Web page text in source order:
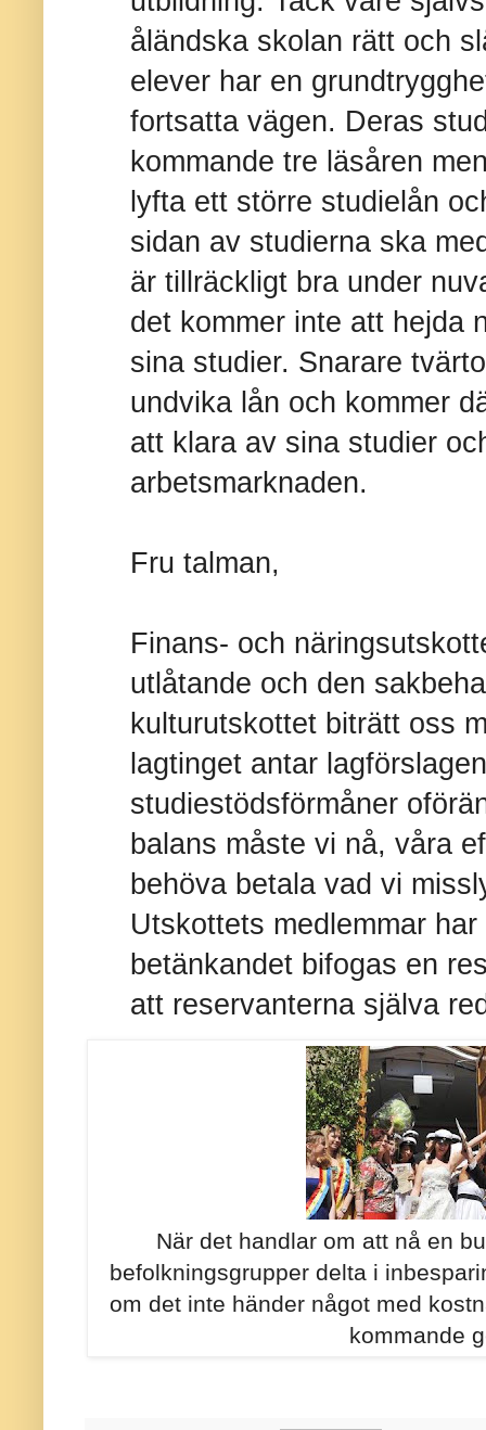
åländska skolan rätt och
elever har en
fortsatta vägen. Deras
kommande tre läsåren
lyfta ett större studielån
sidan av studierna ska
är tillräckligt bra under
det kommer inte att hejda
sina studier. Snarare
undvika lån och kommer
att klara av sina studier
arbetsmarknaden.
Fru talman,
Finans- och
utlåtande och den
kulturutskottet biträtt oss
lagtinget antar
studiestödsförmåner
balans måste vi nå, våra
behöva betala vad vi
Utskottets medlemmar
betänkandet bifogas en
att reservanterna själva
När det handlar om att nå en
befolkningsgrupper delta i
om det inte händer något med
kommande